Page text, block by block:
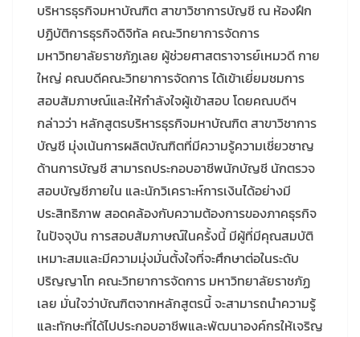
บริหารธุรกิจมหาบัณฑิต สาขาวิชาการบัญชี ณ ห้องฝึก
ปฏิบัติการธุรกิจดิจิทัล คณะวิทยาการจัดการ
มหาวิทยาลัยราชภัฏเลย ผู้ช่วยศาสตราจารย์เหมวดี กาย
ใหญ่ คณบดีคณะวิทยาการจัดการ ได้เข้าเยี่ยมชมการ
สอบสัมภาษณ์และให้กำลังใจผู้เข้าสอบ โดยคณบดีฯ
กล่าวว่า หลักสูตรบริหารธุรกิจมหาบัณฑิต สาขาวิชาการ
บัญชี มุ่งเน้นการผลิตบัณฑิตที่มีความรู้ความเชี่ยวชาญ
ด้านการบัญชี สามารถประกอบอาชีพนักบัญชี นักตรวจ
สอบบัญชีภายใน และนักวิเคราะห์การเงินได้อย่างมี
ประสิทธิภาพ สอดคล้องกับความต้องการของภาคธุรกิจ
ในปัจจุบัน การสอบสัมภาษณ์ในครั้งนี้ มีผู้ที่มีคุณสมบัติ
เหมาะสมและมีความมุ่งมั่นตั้งใจที่จะศึกษาต่อในระดับ
ปริญญาโท คณะวิทยาการจัดการ มหาวิทยาลัยราชภัฏ
เลย มั่นใจว่าบัณฑิตจากหลักสูตรนี้ จะสามารถนำความรู้
และทักษะที่ได้ไปประกอบอาชีพและพัฒนาองค์กรให้เจริญ